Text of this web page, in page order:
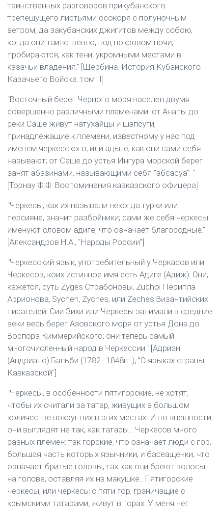
таинственных разговоров прикубанского
трепещущего листьями осокоря с полуночным
ветром, да закубанских джигитов между собою,
когда они таинственно, под покровом ночи,
пробираются, как тени, укромными местами в
казачьи владения." [Щербина. История Кубанского
Казачьего Войска. том II]
"Восточный берег Черного моря населен двумя
совершенно различными племенами: от Анапы до
реки Саше живут натухайцы и шапсуги,
принадлежащие к племени, известному у нас под
именем черкесского, или адыге, как они сами себя
называют; от Саше до устья Ингура морской берег
занят абазинами, называющими себя "абсасуа". "
[Торнау Ф.Ф. Воспоминания кавказского офицера]
"Черкесы, как их называли некогда турки или
персияне, значит разбойники; сами же себя черкесы
именуют словом адиге, что означает благородные."
[Александров Н.А., "Народы России"]
"Черкесский язык, употребительный у Черкасов или
Черкесов, коих истинное имя есть Адиге (Адиж). Они,
кажется, суть Zyges Страбоновы, Zuchoi Перипла
Аррионова, Sychen, Zyches, или Zeches Византийских
писателей. Сии Зихи или Черкесы занимали в средние
веки весь берег Азовского моря от устья Дона до
Воспора Киммерийского; они теперь самый
многочисленный народ в Черкессии." [Адриан
(Андриано) Бальби (1782–1848гг.), "О языках страны
Кавказской"]
"Черкесы, в особенности пятигорские, не хотят,
чтобы их считали за татар, живущих в большом
количестве вокруг них в этих местах. И по внешности
они выглядят не так, как татары... Черкесов много
разных племен: так горские, что означает люди с гор,
большая часть которых язычники, и басеащенки, что
означает бритые головы, так как они бреют волосы
на голове, оставляя их на макушке...Пятигорские
черкесы, или черкесы с пяти гор, граничащие с
крымскими татарами, живут в горах. У меня нет